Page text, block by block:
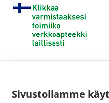
Sivustollamme